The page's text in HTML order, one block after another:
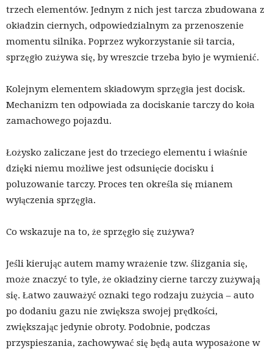
trzech elementów. Jednym z nich jest tarcza zbudowana z
okładzin ciernych, odpowiedzialnym za przenoszenie
momentu silnika. Poprzez wykorzystanie sił tarcia,
sprzęgło zużywa się, by wreszcie trzeba było je wymienić.
Kolejnym elementem składowym sprzęgła jest docisk.
Mechanizm ten odpowiada za dociskanie tarczy do koła
zamachowego pojazdu.
Łożysko zaliczane jest do trzeciego elementu i właśnie
dzięki niemu możliwe jest odsunięcie docisku i
poluzowanie tarczy. Proces ten określa się mianem
wyłączenia sprzęgła.
Co wskazuje na to, że sprzęgło się zużywa?
Jeśli kierując autem mamy wrażenie tzw. ślizgania się,
może znaczyć to tyle, że okładziny cierne tarczy zużywają
się. Łatwo zauważyć oznaki tego rodzaju zużycia – auto
po dodaniu gazu nie zwiększa swojej prędkości,
zwiększając jedynie obroty. Podobnie, podczas
przyspieszania, zachowywać się będą auta wyposażone w